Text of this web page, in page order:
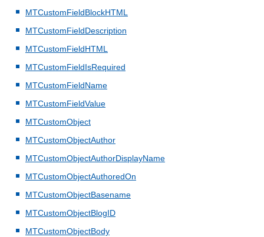
MTCustomFieldBlockHTML
MTCustomFieldDescription
MTCustomFieldHTML
MTCustomFieldIsRequired
MTCustomFieldName
MTCustomFieldValue
MTCustomObject
MTCustomObjectAuthor
MTCustomObjectAuthorDisplayName
MTCustomObjectAuthoredOn
MTCustomObjectBasename
MTCustomObjectBlogID
MTCustomObjectBody